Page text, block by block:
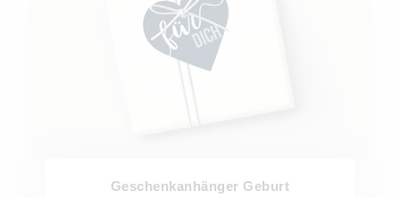
Geschenkanhänger Geburt